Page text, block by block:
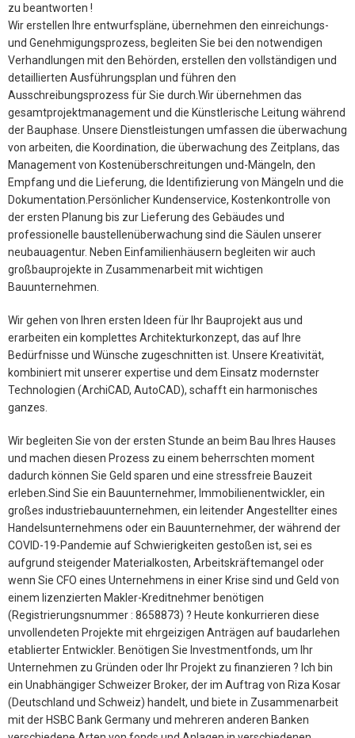
zu beantworten !
Wir erstellen Ihre entwurfspläne, übernehmen den einreichungs-
und Genehmigungsprozess, begleiten Sie bei den notwendigen
Verhandlungen mit den Behörden, erstellen den vollständigen und
detaillierten Ausführungsplan und führen den
Ausschreibungsprozess für Sie durch.Wir übernehmen das
gesamtprojektmanagement und die Künstlerische Leitung während
der Bauphase. Unsere Dienstleistungen umfassen die überwachung
von arbeiten, die Koordination, die überwachung des Zeitplans, das
Management von Kostenüberschreitungen und-Mängeln, den
Empfang und die Lieferung, die Identifizierung von Mängeln und die
Dokumentation.Persönlicher Kundenservice, Kostenkontrolle von
der ersten Planung bis zur Lieferung des Gebäudes und
professionelle baustellenüberwachung sind die Säulen unserer
neubauagentur. Neben Einfamilienhäusern begleiten wir auch
großbauprojekte in Zusammenarbeit mit wichtigen
Bauunternehmen.
Wir gehen von Ihren ersten Ideen für Ihr Bauprojekt aus und
erarbeiten ein komplettes Architekturkonzept, das auf Ihre
Bedürfnisse und Wünsche zugeschnitten ist. Unsere Kreativität,
kombiniert mit unserer expertise und dem Einsatz modernster
Technologien (ArchiCAD, AutoCAD), schafft ein harmonisches
ganzes.
Wir begleiten Sie von der ersten Stunde an beim Bau Ihres Hauses
und machen diesen Prozess zu einem beherrschten moment
dadurch können Sie Geld sparen und eine stressfreie Bauzeit
erleben.Sind Sie ein Bauunternehmer, Immobilienentwickler, ein
großes industriebauunternehmen, ein leitender Angestellter eines
Handelsunternehmens oder ein Bauunternehmer, der während der
COVID-19-Pandemie auf Schwierigkeiten gestoßen ist, sei es
aufgrund steigender Materialkosten, Arbeitskräftemangel oder
wenn Sie CFO eines Unternehmens in einer Krise sind und Geld von
einem lizenzierten Makler-Kreditnehmer benötigen
(Registrierungsnummer : 8658873) ? Heute konkurrieren diese
unvollendeten Projekte mit ehrgeizigen Anträgen auf baudarlehen
etablierter Entwickler. Benötigen Sie Investmentfonds, um Ihr
Unternehmen zu Gründen oder Ihr Projekt zu finanzieren ? Ich bin
ein Unabhängiger Schweizer Broker, der im Auftrag von Riza Kosar
(Deutschland und Schweiz) handelt, und biete in Zusammenarbeit
mit der HSBC Bank Germany und mehreren anderen Banken